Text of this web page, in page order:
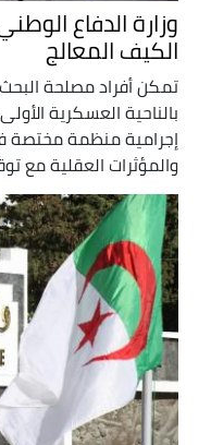
وزارة الدفاع
الكيف المعالج
تمكن أفراد مصلحة البحث
بالناحية العسكرية
إجرامية منظمة مختصة في
والمؤثرات العقلية مع